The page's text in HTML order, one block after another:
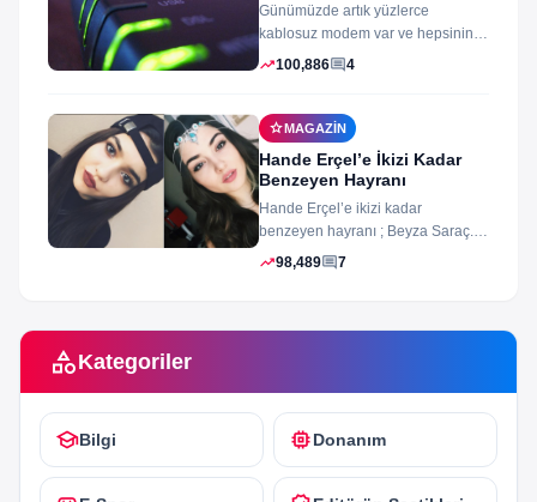
Günümüzde artık yüzlerce
kablosuz modem var ve hepsinin
arayüz şifleri ve arayüzü farklı
trending_up100,886comment4
starMAGAZIN
Hande Erçel’e İkizi Kadar
Benzeyen Hayranı
Hande Erçel’e ikizi kadar
benzeyen hayranı ; Beyza Saraç.
Son zamanlarda Hande Erçel’e
trending_up98,489comment7
categoryKategoriler
schoolBilgi memoryDonanım